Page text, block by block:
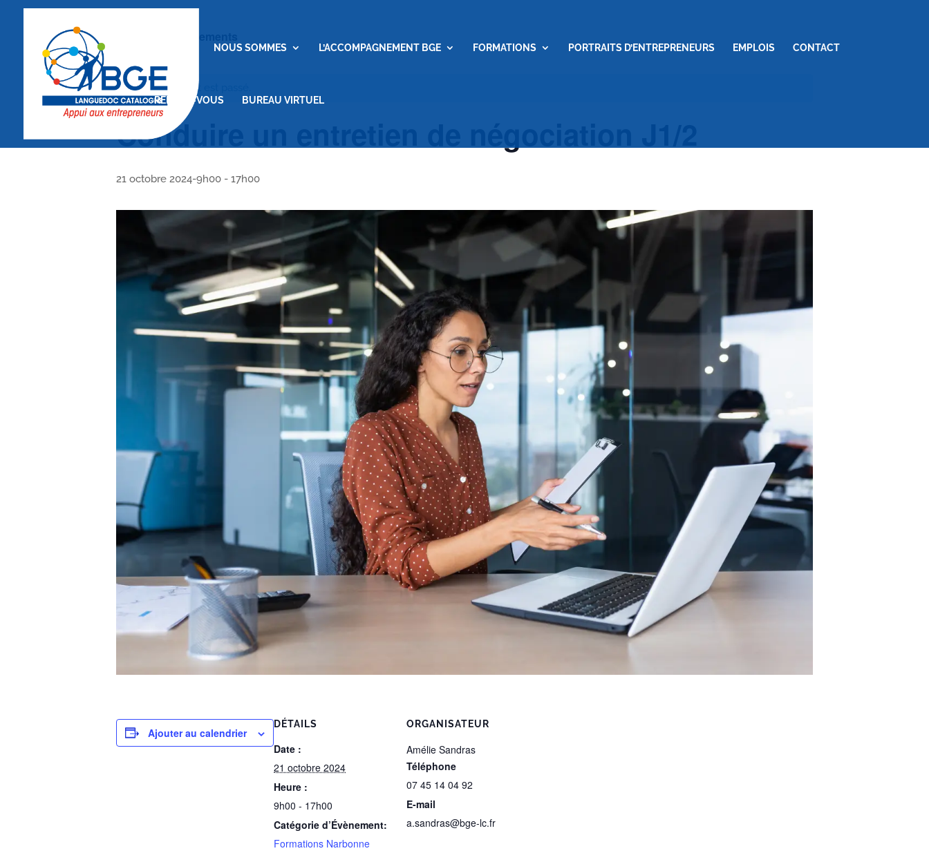
NOUS SOMMES L’ACCOMPAGNEMENT BGE FORMATIONS PORTRAITS D’ENTREPRENEURS EMPLOIS CONTACT
RENDEZ-VOUS BUREAU VIRTUEL
Cet évènement est passé.
Conduire un entretien de négociation J1/2
21 octobre 2024-9h00 - 17h00
Ajouter au calendrier
DÉTAILS
Date :
21 octobre 2024
Heure :
9h00 - 17h00
Catégorie d’Évènement:
Formations Narbonne
ORGANISATEUR
Amélie Sandras
Téléphone
07 45 14 04 92
E-mail
a.sandras@bge-lc.fr